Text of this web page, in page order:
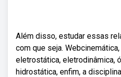
Além disso, estudar essas
com que seja.
eletrostática, eletrodinâmica,
hidrostática, enfim, a